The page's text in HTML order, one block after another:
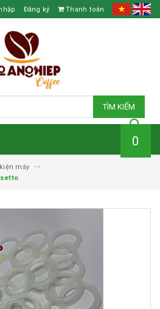
Đăng ký Thanh toán
TÌM KIẾM
0
máy